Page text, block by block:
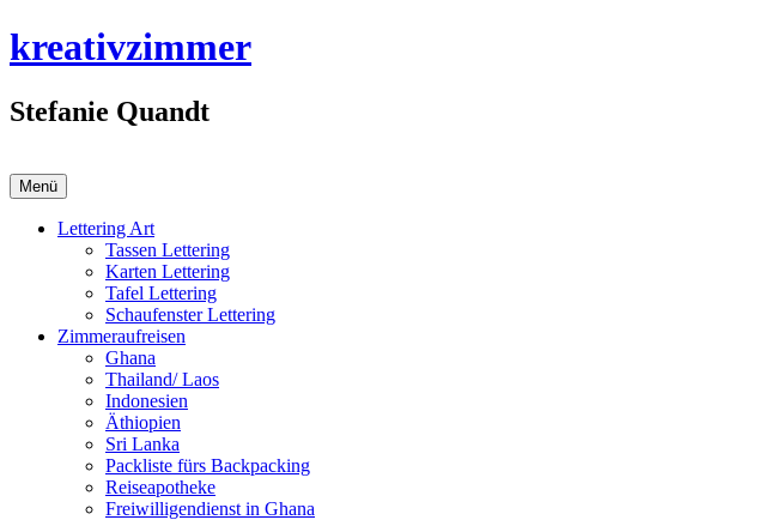
Zum
Inhalt
kreativzimmer
Stefanie Quandt
Menü
Lettering Art
Tassen Lettering
Karten Lettering
Tafel Lettering
Schaufenster Lettering
Zimmeraufreisen
Ghana
Thailand/ Laos
Indonesien
Äthiopien
Sri Lanka
Packliste fürs Backpacking
Reiseapotheke
Freiwilligendienst in Ghana